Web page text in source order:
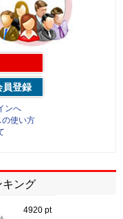
員登録
ンへ
の使い方
キング
4920 pt